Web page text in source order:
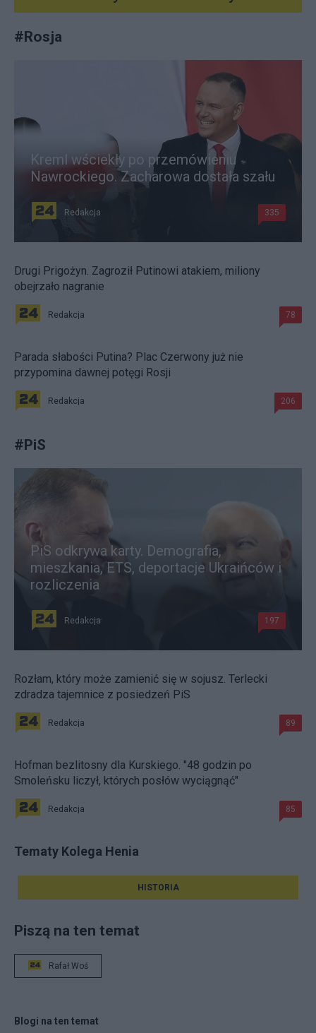
#Rosja
Kreml wściekły po przemówieniu
Nawrockiego. Zacharowa dostała szału
Redakcja 335
Drugi Prigożyn. Zagroził Putinowi atakiem, miliony
obejrzało nagranie
Redakcja 78
Parada słabości Putina? Plac Czerwony już nie
przypomina dawnej potęgi Rosji
Redakcja 206
#PiS
PiS odkrywa karty. Demografia,
mieszkania, ETS, deportacje Ukraińców i
rozliczenia
Redakcja 197
Rozłam, który może zamienić się w sojusz. Terlecki
zdradza tajemnice z posiedzeń PiS
Redakcja 89
Hofman bezlitosny dla Kurskiego. "48 godzin po
Smoleńsku liczył, których posłów wyciągnąć"
Redakcja 85
Tematy Kolega Henia
HISTORIA
Piszą na ten temat
Rafał Woś
Blogi na ten temat